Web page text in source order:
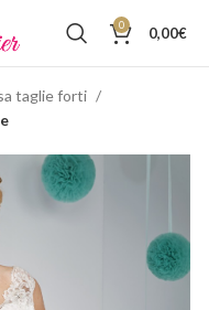
0 0,00€
taglie forti